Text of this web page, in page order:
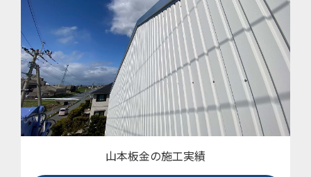
山本板金の施工実績